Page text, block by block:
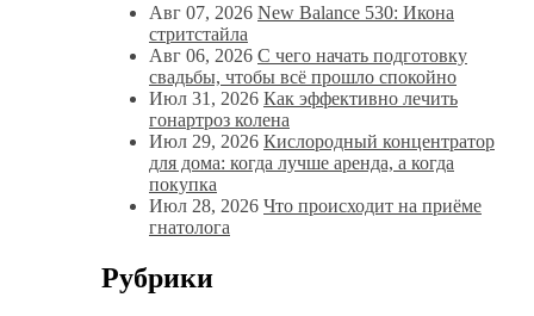
Авг 07, 2026 New Balance 530: Икона
стритстайла
Авг 06, 2026 С чего начать подготовку
свадьбы, чтобы всё прошло спокойно
Июл 31, 2026 Как эффективно лечить
гонартроз колена
Июл 29, 2026 Кислородный концентратор
для дома: когда лучше аренда, а когда
покупка
Июл 28, 2026 Что происходит на приёме
гнатолога
Рубрики